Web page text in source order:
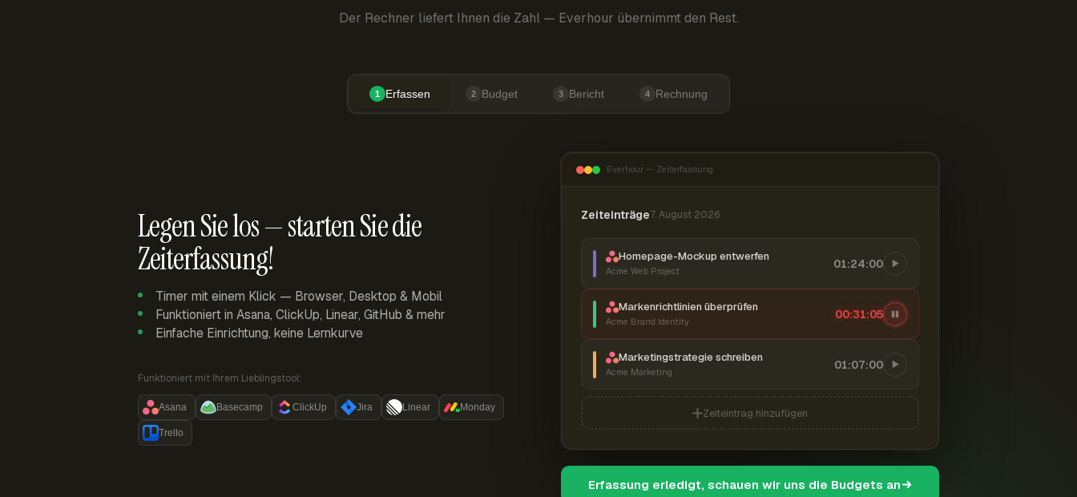
Der Rechner liefert Ihnen die Zahl — Everhour übernimmt den Rest.
1 Erfassen 2 Budget 3 Bericht 4 Rechnung
Legen Sie los — starten Sie die
Zeiterfassung!
Timer mit einem Klick — Browser, Desktop & Mobil
Funktioniert in Asana, ClickUp, Linear, GitHub & mehr
Einfache Einrichtung, keine Lernkurve
Funktioniert mit Ihrem Lieblingstool:
Asana Basecamp ClickUp Jira Linear Monday
Trello
Everhour — Zeiterfassung
Zeiteinträge7. August 2026
Homepage-Mockup entwerfen
Acme Web Project
01:24:00
Markenrichtlinien überprüfen
Acme Brand Identity
00:31:06
Marketingstrategie schreiben
Acme Marketing
01:07:00
Zeiteintrag hinzufügen
Erfassung erledigt, schauen wir uns die Budgets an